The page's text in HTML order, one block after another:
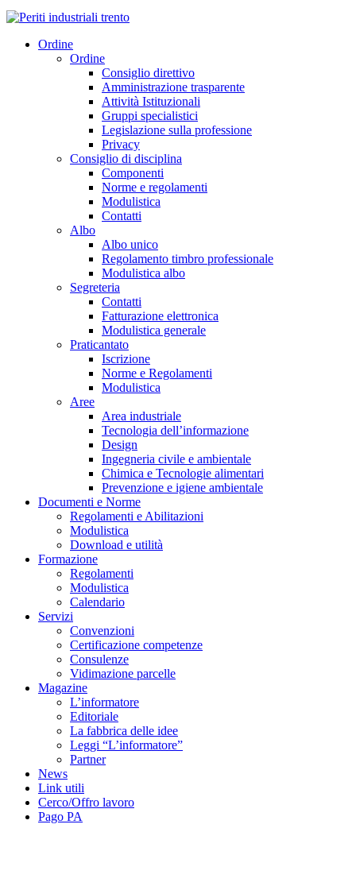
Ordine
Ordine
Consiglio direttivo
Amministrazione trasparente
Attività Istituzionali
Gruppi specialistici
Legislazione sulla professione
Privacy
Consiglio di disciplina
Componenti
Norme e regolamenti
Modulistica
Contatti
Albo
Albo unico
Regolamento timbro professionale
Modulistica albo
Segreteria
Contatti
Fatturazione elettronica
Modulistica generale
Praticantato
Iscrizione
Norme e Regolamenti
Modulistica
Aree
Area industriale
Tecnologia dell’informazione
Design
Ingegneria civile e ambientale
Chimica e Tecnologie alimentari
Prevenzione e igiene ambientale
Documenti e Norme
Regolamenti e Abilitazioni
Modulistica
Download e utilità
Formazione
Regolamenti
Modulistica
Calendario
Servizi
Convenzioni
Certificazione competenze
Consulenze
Vidimazione parcelle
Magazine
L’informatore
Editoriale
La fabbrica delle idee
Leggi “L’informatore”
Partner
News
Link utili
Cerco/Offro lavoro
Pago PA